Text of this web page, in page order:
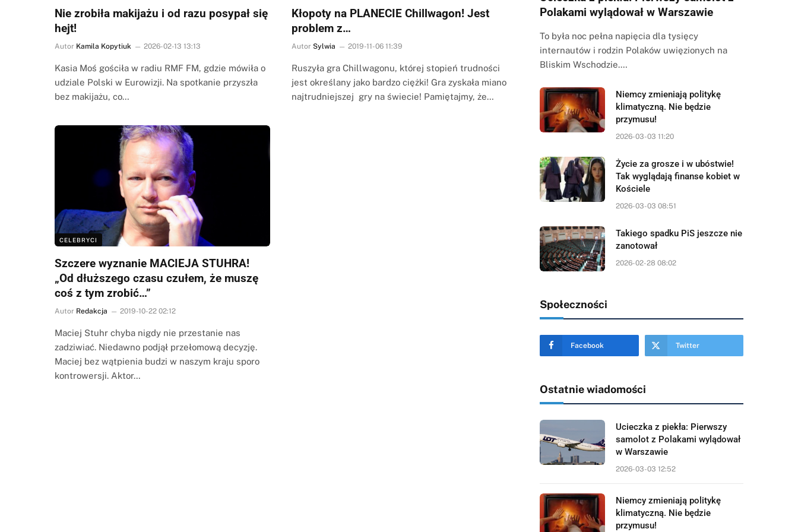
Nie zrobiła makijażu i od razu posypał się
hejt!
Autor Kamila Kopytiuk 2026-02-13 13:13
Kasia Moś gościła w radiu RMF FM, gdzie mówiła o
udziale Polski w Eurowizji. Na spotkanie przyszła
bez makijażu, co…
Kłopoty na PLANECIE Chillwagon! Jest
problem z…
Autor Sylwia 2019-11-06 11:39
Ruszyła gra Chillwagonu, której stopień trudności
jest określany jako bardzo ciężki! Gra zyskała miano
najtrudniejszej gry na świecie! Pamiętajmy, że…
CELEBRYCI
Szczere wyznanie MACIEJA STUHRA!
„Od dłuższego czasu czułem, że muszę
coś z tym zrobić…”
Autor Redakcja 2019-10-22 02:12
Maciej Stuhr chyba nigdy nie przestanie nas
zadziwiać. Niedawno podjął przełomową decyzję.
Maciej bez wątpienia budzi w naszym kraju sporo
kontrowersji. Aktor…
Polakami wylądował w Warszawie
To była noc pełna napięcia dla tysięcy
internautów i rodzin Polaków uwięzionych na
Bliskim Wschodzie.…
Niemcy zmieniają politykę
klimatyczną. Nie będzie
przymusu!
2026-03-03 11:20
Życie za grosze i w ubóstwie!
Tak wyglądają finanse kobiet w
Kościele
2026-03-03 08:51
Takiego spadku PiS jeszcze nie
zanotował
2026-02-28 08:02
Społeczności
Facebook Twitter
Ostatnie wiadomości
Ucieczka z piekła: Pierwszy
samolot z Polakami wylądował
w Warszawie
2026-03-03 12:52
Niemcy zmieniają politykę
klimatyczną. Nie będzie
przymusu!